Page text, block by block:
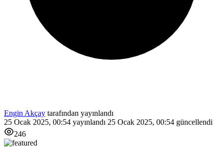
Engin Akçay tarafından yayınlandı
25 Ocak 2025, 00:54 yayınlandı 25 Ocak 2025, 00:54 güncellendi
246